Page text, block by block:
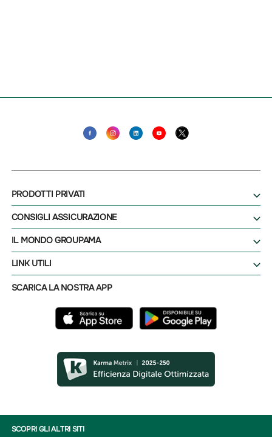
PRODOTTI PRIVATI
CONSIGLI ASSICURAZIONE
IL MONDO GROUPAMA
LINK UTILI
SCARICA LA NOSTRA APP
SCOPRI GLI ALTRI SITI